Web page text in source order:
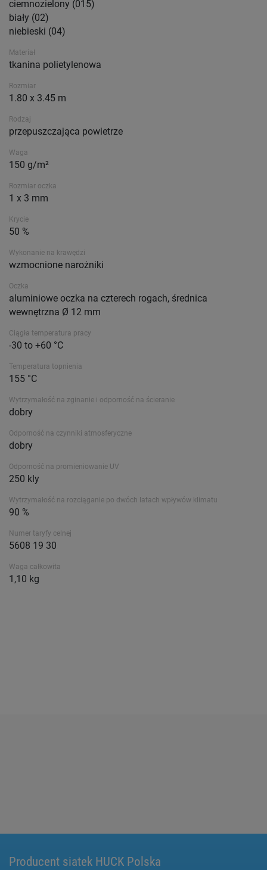
ciemnozielony (015)
biały (02)
niebieski (04)
Materiał
tkanina polietylenowa
Rozmiar
1.80 x 3.45 m
Rodzaj
przepuszczająca powietrze
Waga
150 g/m²
Rozmiar oczka
1 x 3 mm
Krycie
50 %
Wykonanie na krawędzi
wzmocnione narożniki
Oczka
aluminiowe oczka na czterech rogach, średnica
wewnętrzna Ø 12 mm
Ciągła temperatura pracy
-30 to +60 °C
Temperatura topnienia
155 °C
Wytrzymałość na zginanie i odporność na ścieranie
dobry
Odporność na czynniki atmosferyczne
dobry
Odporność na promieniowanie UV
250 kly
Wytrzymałość na rozciąganie po dwóch latach wpływów klimatu
90 %
Numer taryfy celnej
5608 19 30
Waga całkowita
1,10 kg
Producent siatek HUCK Polska